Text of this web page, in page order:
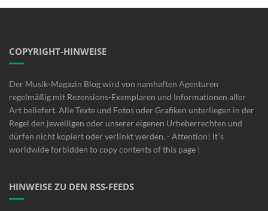
COPYRIGHT-HINWEISE
Der Musik-Magazin Blog wird von namhaften Agenturen
regelmäßig mit Rezensions-Exemplaren und Informationen aller
Art beliefert. Alle Texte und Fotos oder Grafiken unterliegen in der
Regel den jeweiligen oder unserer eigenen Urheberrechten und
dürfen nicht kopiert oder verlinkt werden. - Attention! It´s
worldwide forbidden to copy contents of this page !
HINWEISE ZU DEN RSS-FEEDS